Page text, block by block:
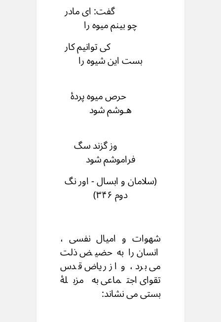
گفت: ای مادر
چو بینم میوه را
کی توانیم کار
بست این شیوه را
حرص میوه پردۀ
هـوشم شود
وز گزند سگ
فراموشم شود
(سلامان و ابسال - اور نگ
دوم ۳۴۶)
شهوات و امیال نفسی ،
انسان را به حضیض ذلت
می برد ، و از ریاض قدس
تقوای اجتماعی به مزبلۀ
بستی می نشاند: